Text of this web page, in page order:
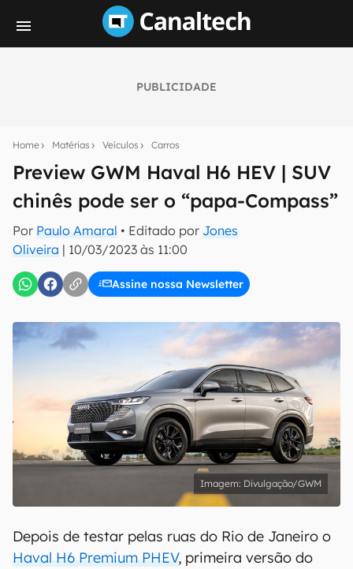
PUBLICIDADE
Home Matérias Veículos Carros
Preview GWM Haval H6 HEV | SUV
chinês pode ser o “papa-Compass”
Por Paulo Amaral • Editado por Jones
Oliveira | 10/03/2023 às 11:00
Assine nossa Newsletter
notícias e reviews sobre tecnologia em primeira
mão.
E-mail
Uso e Política de Privacidade do Canaltech.
Divulgação/GWM
Depois de testar pelas ruas do Rio de Janeiro o
Haval H6 Premium PHEV, primeira versão do